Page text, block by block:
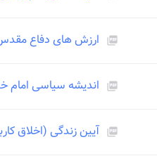
picture_as_pdf ارزش های دفاع
picture_as_pdf اندیشه سیاسی امام
picture_as_pdf آیین زندگی (اخلاق